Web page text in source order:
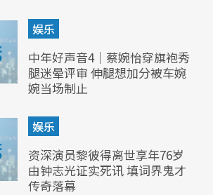
娱乐
中年好声音4｜蔡婉怡穿旗袍秀
腿迷晕评审 伸腿想加分被车婉
婉当场制止
娱乐
资深演员黎彼得离世享年76岁
由钟志光证实死讯 填词界鬼才
传奇落幕